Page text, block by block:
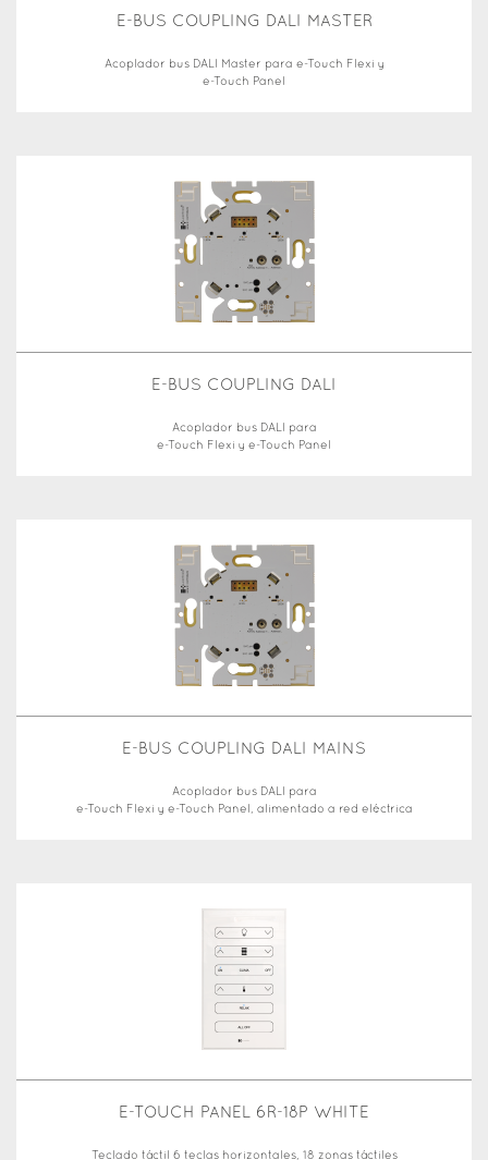
E-BUS COUPLING DALI MASTER
Acoplador bus DALI Master para e-Touch Flexi y
e-Touch Panel
E-BUS COUPLING DALI
Acoplador bus DALI para
e-Touch Flexi y e-Touch Panel
E-BUS COUPLING DALI MAINS
Acoplador bus DALI para
e-Touch Flexi y e-Touch Panel, alimentado a red eléctrica
E-TOUCH PANEL 6R-18P WHITE
Teclado táctil 6 teclas horizontales, 18 zonas táctiles